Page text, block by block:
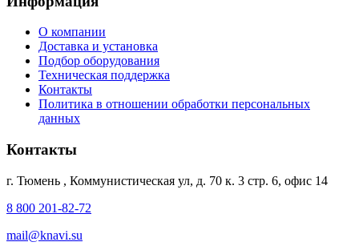
О компании
Доставка и установка
Подбор оборудования
Техническая поддержка
Контакты
Политика в отношении обработки персональных
данных
Контакты
г. Тюмень , Коммунистическая ул, д. 70 к. 3 стр. 6, офис 14
8 800 201-82-72
mail@knavi.su